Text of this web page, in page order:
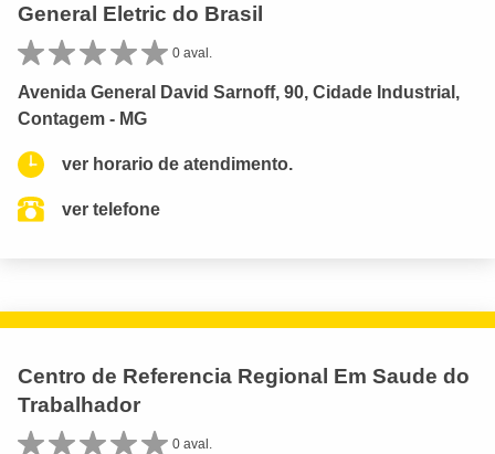
General Eletric do Brasil
0 aval.
Avenida General David Sarnoff, 90, Cidade Industrial,
Contagem - MG
ver horario de atendimento.
ver telefone
Centro de Referencia Regional Em Saude do
Trabalhador
0 aval.